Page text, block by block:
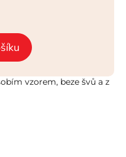
vzorem, beze švů a z